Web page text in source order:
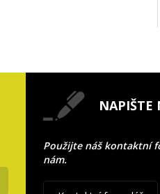
NAPIŠTE
Použijte náš kontaktní
nám.